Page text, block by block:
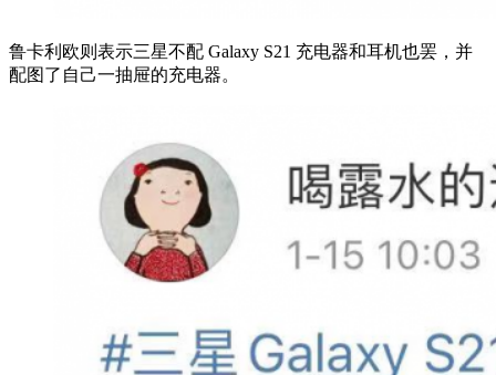
鲁卡利欧则表示三星不配 Galaxy S21 充电器和耳机也罢，并
配图了自己一抽屉的充电器。